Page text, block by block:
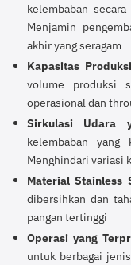
kelembaban
Menjamin
akhir yang seragam
Kapasitas
volume produksi
operasional dan
Sirkulasi Udara
kelembaban
Menghindari variasi
Material Stainless
dibersihkan dan
pangan tertinggi
Operasi yang
untuk berbagai